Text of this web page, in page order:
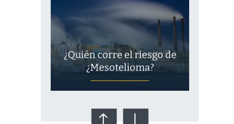
¿Quién corre el riesgo de
¿Mesotelioma?